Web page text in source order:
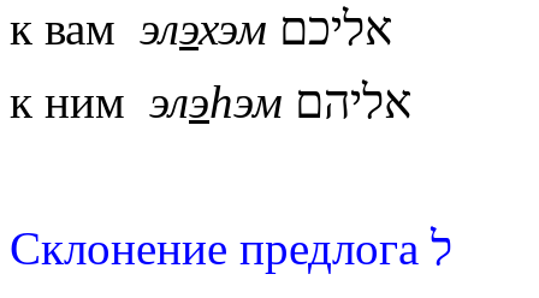
к вам элэхэм אליכם
к ним элэhэм אליהם
Склонение предлога ל